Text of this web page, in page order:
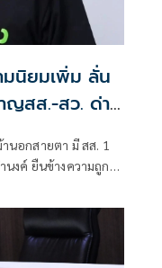
นิยมเพิ่ม ลั่น
ญสส.-สว. ด่าน
นอกสายตา มี สส. 1
นงค์ ยืนข้างความถูก